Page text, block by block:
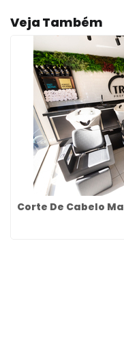
Veja Também
Corte De Cabelo